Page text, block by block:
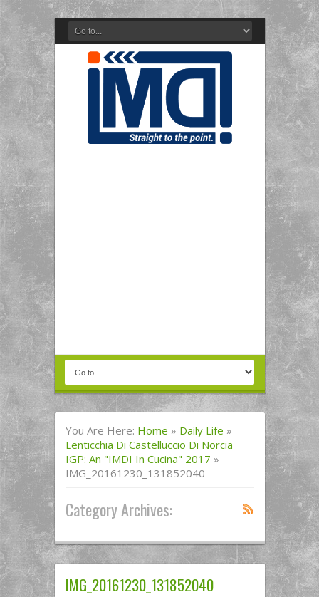
You Are Here: Home » Daily Life »
Lenticchia Di Castelluccio Di Norcia
IGP: An "IMDI In Cucina" 2017 »
IMG_20161230_131852040
Category Archives:
IMG_20161230_131852040